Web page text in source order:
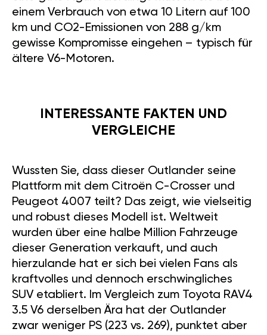
einem Verbrauch von etwa 10 Litern auf 100
km und CO2-Emissionen von 288 g/km
gewisse Kompromisse eingehen – typisch für
ältere V6-Motoren.
INTERESSANTE FAKTEN UND
VERGLEICHE
Wussten Sie, dass dieser Outlander seine
Plattform mit dem Citroën C-Crosser und
Peugeot 4007 teilt? Das zeigt, wie vielseitig
und robust dieses Modell ist. Weltweit
wurden über eine halbe Million Fahrzeuge
dieser Generation verkauft, und auch
hierzulande hat er sich bei vielen Fans als
kraftvolles und dennoch erschwingliches
SUV etabliert. Im Vergleich zum Toyota RAV4
3.5 V6 derselben Ära hat der Outlander
zwar weniger PS (223 vs. 269), punktet aber